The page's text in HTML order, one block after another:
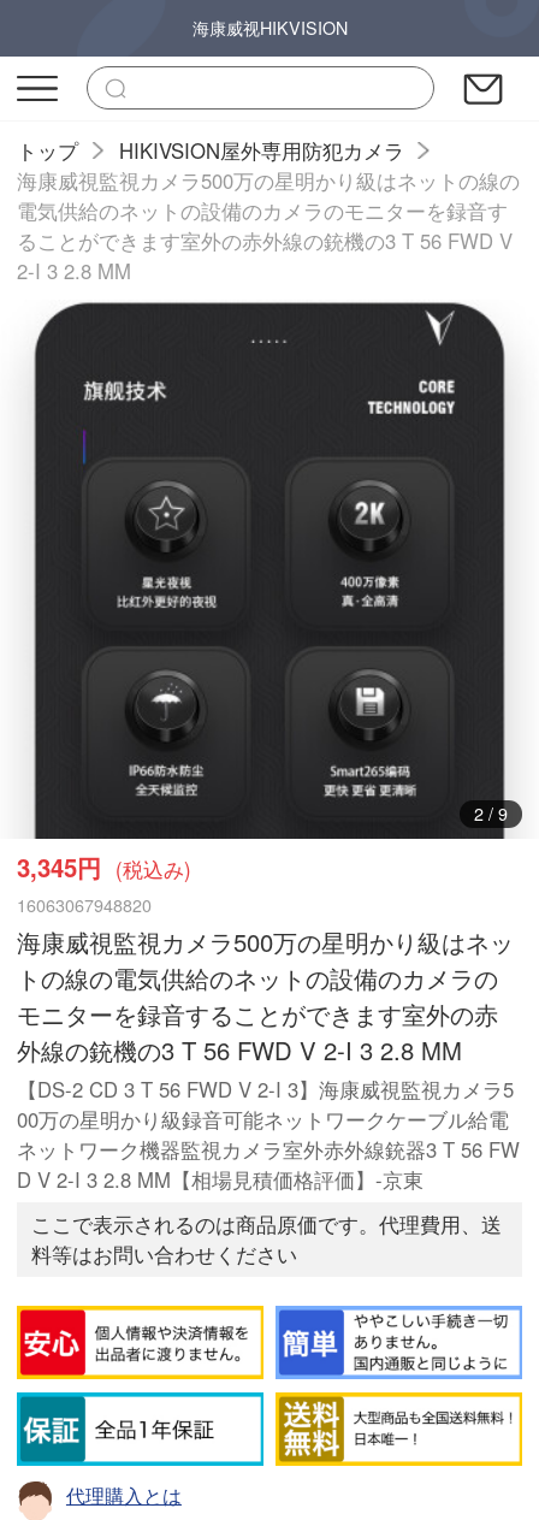
海康威视HIKVISION
トップ
HIKIVSION屋外専用防犯カメラ
海康威視監視カメラ500万の星明かり級はネットの線の
電気供給のネットの設備のカメラのモニターを録音す
ることができます室外の赤外線の銃機の3 T 56 FWD V
2-I 3 2.8 MM
3/ 9
3,345円 (税込み)
16063067948820
海康威視監視カメラ500万の星明かり級はネッ
トの線の電気供給のネットの設備のカメラの
モニターを録音することができます室外の赤
外線の銃機の3 T 56 FWD V 2-I 3 2.8 MM
【DS-2 CD 3 T 56 FWD V 2-I 3】海康威視監視カメラ5
00万の星明かり級録音可能ネットワークケーブル給電
ネットワーク機器監視カメラ室外赤外線銃器3 T 56 FW
D V 2-I 3 2.8 MM【相場見積価格評価】-京東
ここで表示されるのは商品原価です。代理費用、送
料等はお問い合わせください
代理購入とは